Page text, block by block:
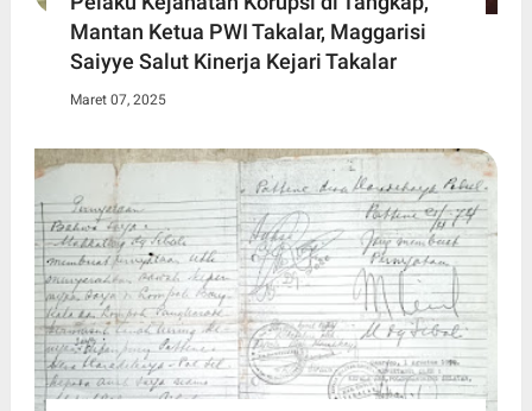
Mantan Ketua PWI Takalar, Maggarisi
Saiyye Salut Kinerja Kejari Takalar
Maret 07, 2025